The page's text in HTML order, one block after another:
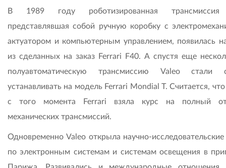
В 1989 году роботизированная трансмиссия
представлявшая собой ручную коробку с
актуатором и компьютерным управлением, появилась
из сделанных на заказ Ferrari F40. А спустя еще
полуавтоматическую трансмиссию Valeo стали
устанавливать на модель Ferrari Mondial T. Считается,
с того момента Ferrari взяла курс на полный
механических трансмиссий.
Одновременно Valeo открыла научно-
по электронным системам и системам освещения в